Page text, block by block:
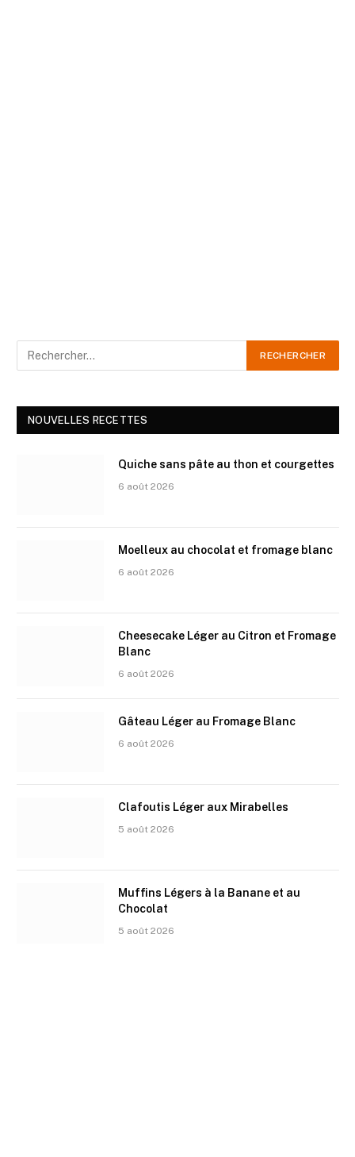
NOUVELLES RECETTES
Quiche sans pâte au thon et courgettes
6 août 2026
Moelleux au chocolat et fromage blanc
6 août 2026
Cheesecake Léger au Citron et Fromage
Blanc
6 août 2026
Gâteau Léger au Fromage Blanc
6 août 2026
Clafoutis Léger aux Mirabelles
5 août 2026
Muffins Légers à la Banane et au
Chocolat
5 août 2026